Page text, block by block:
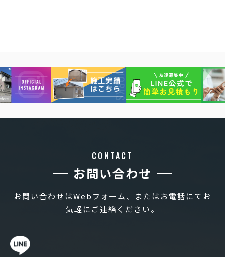
CONTACT
お問い合わせ
お問い合わせはWebフォーム、またはお電話にてお
気軽にご連絡ください。